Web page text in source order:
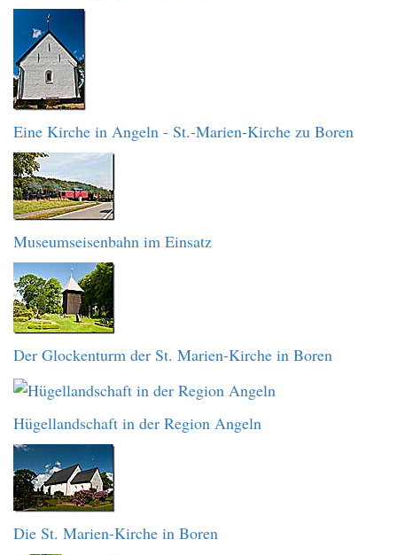
Eine Kirche in Angeln - St.-Marien-Kirche zu Boren
Museumseisenbahn im Einsatz
Der Glockenturm der St. Marien-Kirche in Boren
Hügellandschaft in der Region Angeln
Die St. Marien-Kirche in Boren